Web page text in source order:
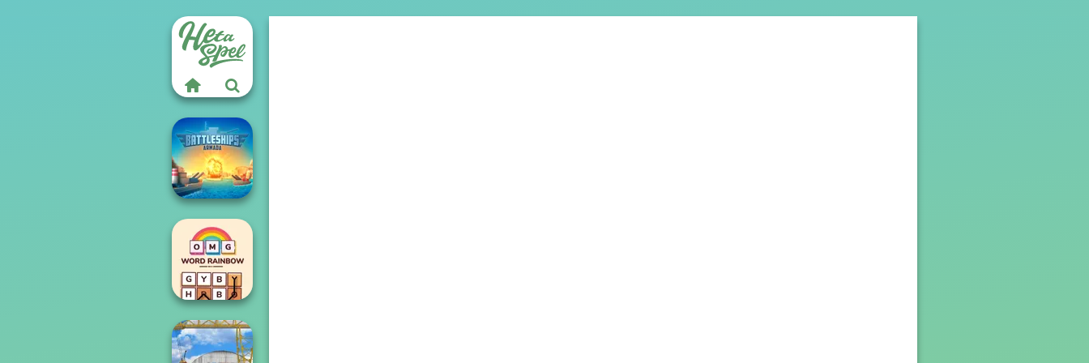
Battleships
Armada
OMG Word